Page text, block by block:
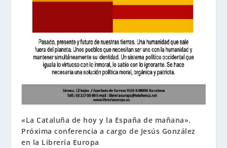
«La Cataluña de hoy y la España de mañana».
Próxima conferencia a cargo de Jesús González
en la Librería Europa